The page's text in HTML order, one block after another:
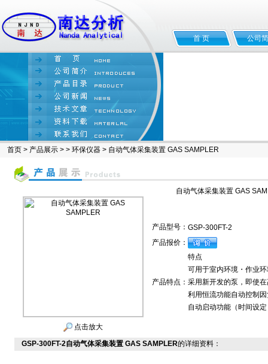
首 页 公司
首页 > 产品展示 > > 环保仪器 > 自动气体采集装置 GAS SAMPLER
自动气体采集装置 GAS
点击放大
产品型号： GSP-300FT-2
产品报价：
产品特点：
特点
可用于室内环境・作业
采用新开发的泵，即使
利用恒流功能自动控制
自动启动功能（时间设
GSP-300FT-2自动气体采集装置 GAS SAMPLER的详细资料：